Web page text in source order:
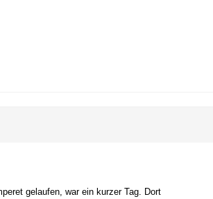
gelaufen, war ein kurzer Tag. Dort